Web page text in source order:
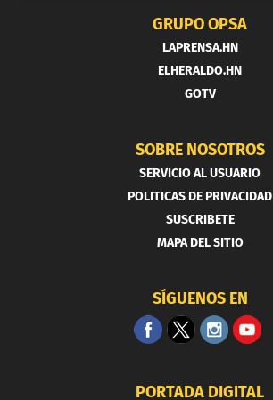
GRUPO OPSA
LAPRENSA.HN
ELHERALDO.HN
GOTV
SOBRE NOSOTROS
SERVICIO AL USUARIO
POLITICAS DE PRIVACIDAD
SUSCRIBETE
MAPA DEL SITIO
SÍGUENOS EN
PORTADA DIGITAL